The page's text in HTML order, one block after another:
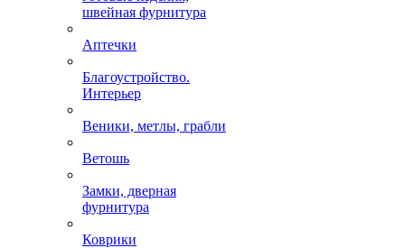
швейная фурнитура
Аптечки
Благоустройство.
Интерьер
Веники, метлы, грабли
Ветошь
Замки, дверная
фурнитура
Коврики